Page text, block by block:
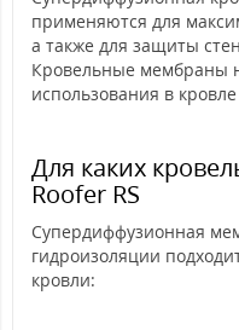
применяются для
а также для защиты
Кровельные мембраны
использования в
Для каких
Roofer RS
Супердиффузионная
гидроизоляции
кровли: